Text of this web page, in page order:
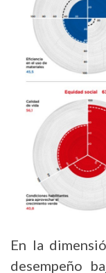
En la
desempeño